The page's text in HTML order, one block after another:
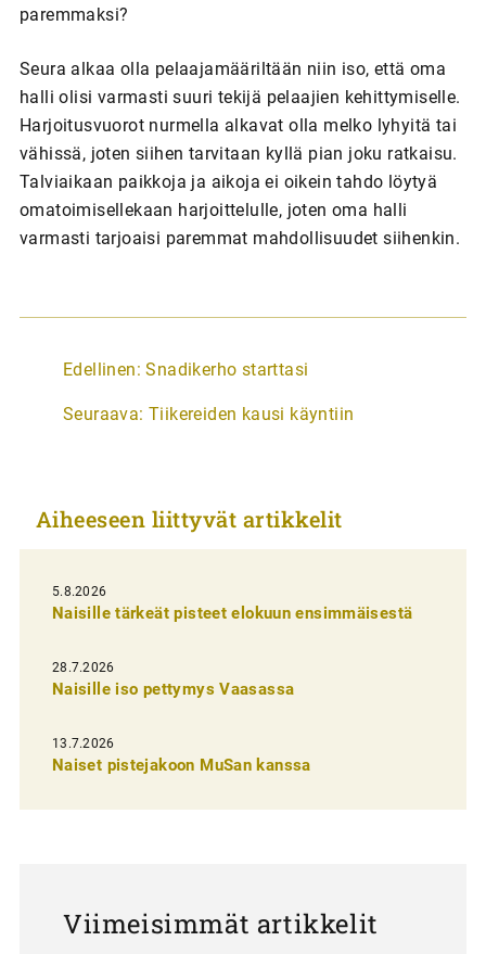
paremmaksi?
Seura alkaa olla pelaajamääriltään niin iso, että oma
halli olisi varmasti suuri tekijä pelaajien kehittymiselle.
Harjoitusvuorot nurmella alkavat olla melko lyhyitä tai
vähissä, joten siihen tarvitaan kyllä pian joku ratkaisu.
Talviaikaan paikkoja ja aikoja ei oikein tahdo löytyä
omatoimisellekaan harjoittelulle, joten oma halli
varmasti tarjoaisi paremmat mahdollisuudet siihenkin.
A
t
k
e
l
i
e
n
e
Edellinen: Snadikerho starttasi
Seuraava: Tiikereiden kausi käyntiin
Aiheeseen liittyvät artikkelit
5.8.2026
Naisille tärkeät pisteet elokuun ensimmäisestä
28.7.2026
Naisille iso pettymys Vaasassa
13.7.2026
Naiset pistejakoon MuSan kanssa
Viimeisimmät artikkelit